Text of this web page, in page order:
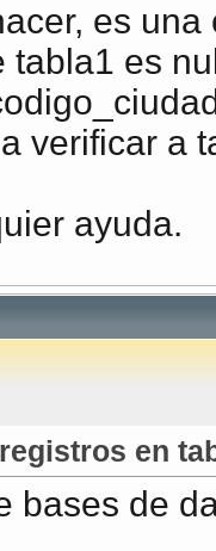
es
tabla1 es
verificar a
ayuda.
en
bases de